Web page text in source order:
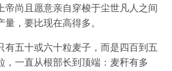
帝尚且愿意亲自穿梭于尘世凡人之间
，要比现在高得多。
有五十或六十粒麦子，而是四百到五
，一直从根部长到顶端：麦秆有多